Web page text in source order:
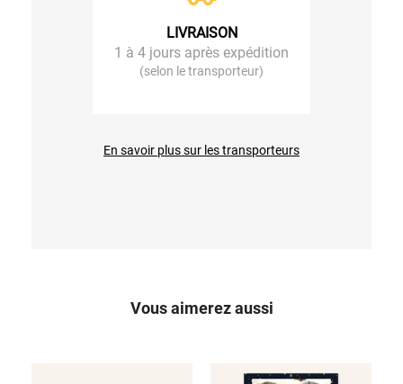
LIVRAISON
1 à 4 jours après expédition
(selon le transporteur)
En savoir plus sur les transporteurs
Vous aimerez aussi